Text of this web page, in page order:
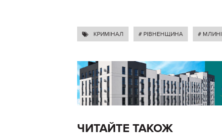
КРИМІНАЛ # РІВНЕНЩИНА #
ЧИТАЙТЕ ТАКОЖ